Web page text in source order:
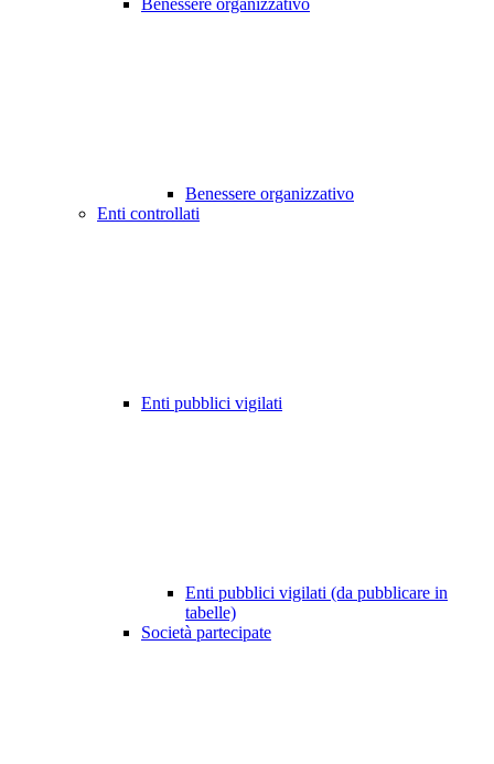
Benessere organizzativo
Benessere organizzativo
Enti controllati
Enti pubblici vigilati
Enti pubblici vigilati (da pubblicare in
tabelle)
Società partecipate